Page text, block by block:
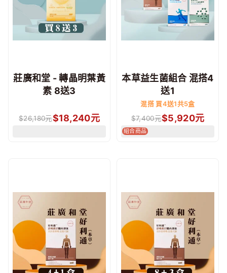
莊廣和堂 - 轉晶明葉黃
素 8送3
$26,180元$18,240元
本草益生菌組合 混搭4
送1
混搭 買4送1共5盒
$7,400元$5,920元
組合商品